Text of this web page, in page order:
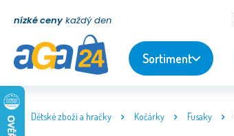
nízké ceny každý den
Sortiment
Dětské zboží a hračky Kočárky Fusaky